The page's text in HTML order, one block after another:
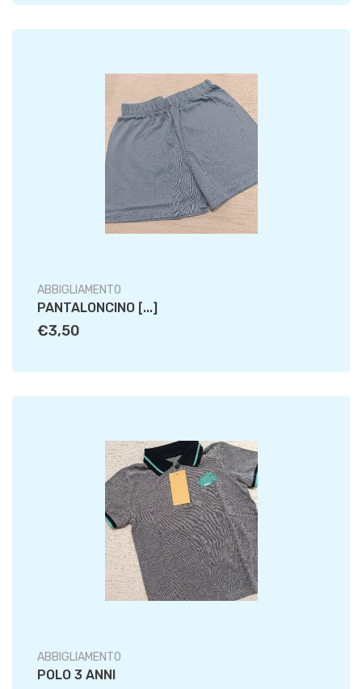
ABBIGLIAMENTO
PANTALONCINO [...]
€3,50
ABBIGLIAMENTO
POLO 3 ANNI